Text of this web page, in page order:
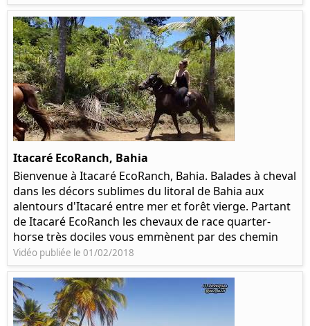
Itacaré EcoRanch, Bahia
Bienvenue à Itacaré EcoRanch, Bahia. Balades à cheval
dans les décors sublimes du litoral de Bahia aux
alentours d'Itacaré entre mer et forêt vierge. Partant
de Itacaré EcoRanch les chevaux de race quarter-
horse très dociles vous emmènent par des chemin
Vidéo publiée le 01/02/2018